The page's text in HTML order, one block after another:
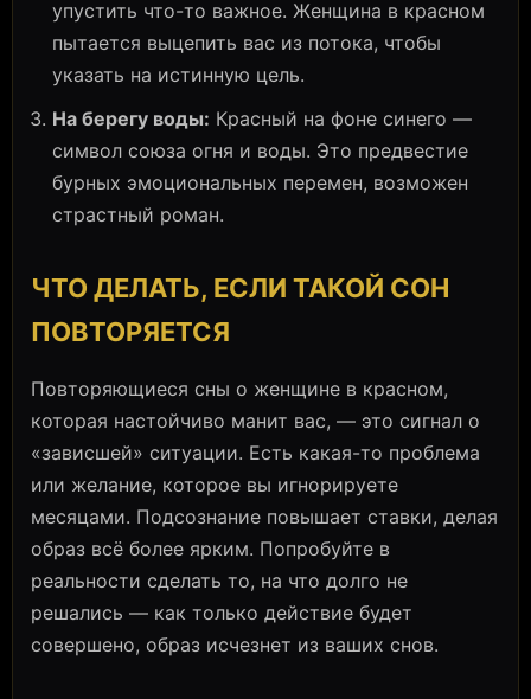
упустить что-то важное. Женщина в красном
пытается выцепить вас из потока, чтобы
указать на истинную цель.
На берегу воды: Красный на фоне синего —
символ союза огня и воды. Это предвестие
бурных эмоциональных перемен, возможен
страстный роман.
ЧТО ДЕЛАТЬ, ЕСЛИ ТАКОЙ СОН
ПОВТОРЯЕТСЯ
Повторяющиеся сны о женщине в красном,
которая настойчиво манит вас, — это сигнал о
«зависшей» ситуации. Есть какая-то проблема
или желание, которое вы игнорируете
месяцами. Подсознание повышает ставки, делая
образ всё более ярким. Попробуйте в
реальности сделать то, на что долго не
решались — как только действие будет
совершено, образ исчезнет из ваших снов.